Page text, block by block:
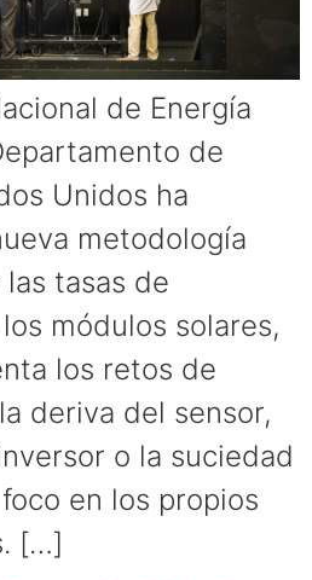
de Energía
de
Unidos ha
metodología
tasas de
módulos solares,
los retos de
deriva del sensor,
o la suciedad
en los propios
[…]